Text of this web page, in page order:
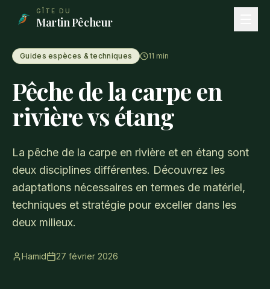
Aller au contenu principal
GÎTE DU
Martin Pêcheur
Guides espèces & techniques 11 min
Pêche de la carpe en
rivière vs étang
La pêche de la carpe en rivière et en étang sont
deux disciplines différentes. Découvrez les
adaptations nécessaires en termes de matériel,
techniques et stratégie pour exceller dans les
deux milieux.
Hamid 27 février 2026